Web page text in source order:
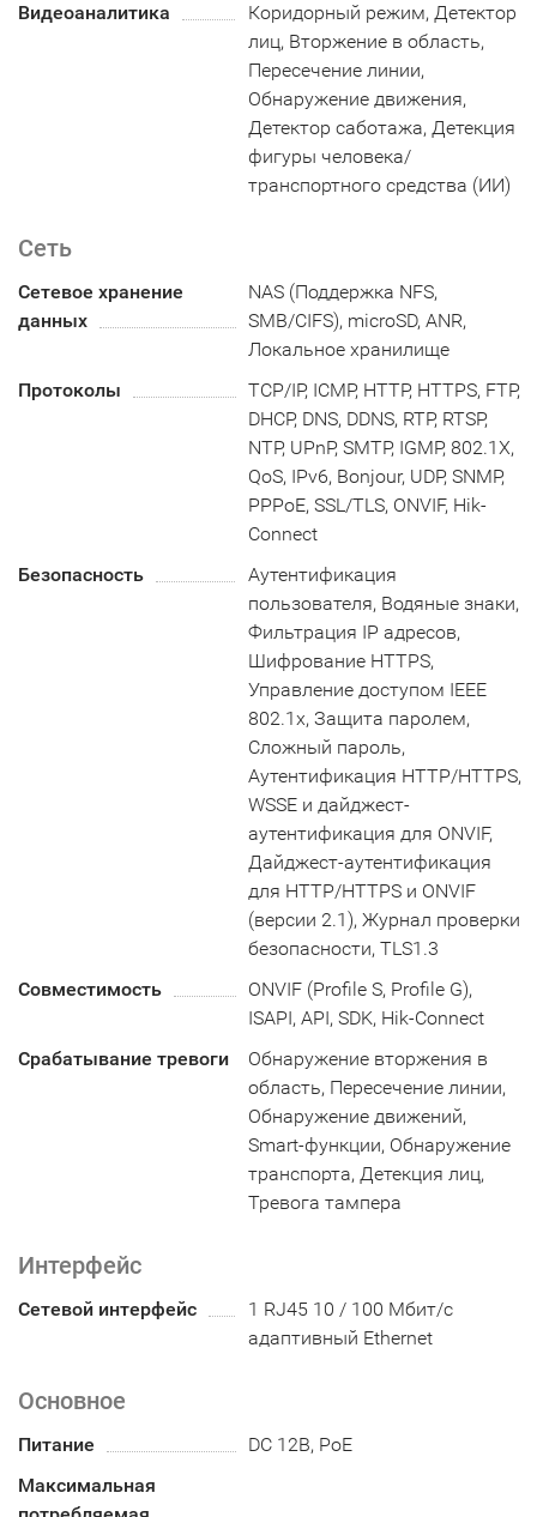
Видеоаналитика
Коридорный режим, Детектор
лиц, Вторжение в область,
Пересечение линии,
Обнаружение движения,
Детектор саботажа, Детекция
фигуры человека/
транспортного средства (ИИ)
Сеть
Сетевое хранение
данных
NAS (Поддержка NFS,
SMB/CIFS), microSD, ANR,
Локальное хранилище
Протоколы
TCP/IP, ICMP, HTTP, HTTPS, FTP,
DHCP, DNS, DDNS, RTP, RTSP,
NTP, UPnP, SMTP, IGMP, 802.1X,
QoS, IPv6, Bonjour, UDP, SNMP,
PPPoE, SSL/TLS, ONVIF, Hik-
Connect
Безопасность
Аутентификация
пользователя, Водяные знаки,
Фильтрация IP адресов,
Шифрование HTTPS,
Управление доступом IEEE
802.1x, Защита паролем,
Сложный пароль,
Аутентификация HTTP/HTTPS,
WSSE и дайджест-
аутентификация для ONVIF,
Дайджест-аутентификация
для HTTP/HTTPS и ONVIF
(версии 2.1), Журнал проверки
безопасности, TLS1.3
Совместимость
ONVIF (Profile S, Profile G),
ISAPI, API, SDK, Hik-Connect
Срабатывание тревоги
Обнаружение вторжения в
область, Пересечение линии,
Обнаружение движений,
Smart-функции, Обнаружение
транспорта, Детекция лиц,
Тревога тампера
Интерфейс
Сетевой интерфейс
1 RJ45 10 / 100 Мбит/с
адаптивный Ethernet
Основное
Питание
DC 12В, PoE
Максимальная